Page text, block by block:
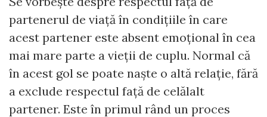
partenerul de viață în condițiile în care
acest partener este absent emoțional în cea
mai mare parte a vieții de cuplu. Normal că
în acest gol se poate naște o altă relație, fără
a exclude respectul față de celălalt
partener. Este în primul rând un proces